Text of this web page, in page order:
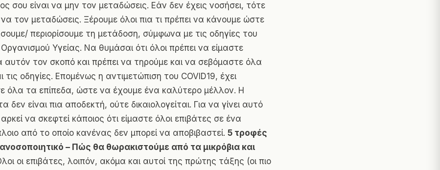
σου είναι να μην τον μεταδώσεις. Εάν δεν έχεις νοσήσει, τότε
να τον μεταδώσεις. Ξέρουμε όλοι πια τι πρέπει να κάνουμε ώστε
περιορίσουμε τη μετάδοση, σύμφωνα με τις οδηγίες του
Υγείας. Να θυμάσαι ότι όλοι πρέπει να είμαστε
αυτόν τον σκοπό και πρέπει να τηρούμε και να σεβόμαστε όλα
τις οδηγίες. Επομένως η αντιμετώπιση του COVID19, έχει
όλα τα επίπεδα, ώστε να έχουμε ένα καλύτερο μέλλον. Η
δεν είναι πια αποδεκτή, ούτε δικαιολογείται. Για να γίνει αυτό
να σκεφτεί κάποιος ότι είμαστε όλοι επιβάτες σε ένα
από το οποίο κανένας δεν μπορεί να αποβιβαστεί. 5 τροφές
– Πώς θα θωρακιστούμε από τα μικρόβια και
οι επιβάτες, λοιπόν, ακόμα και αυτοί της πρώτης τάξης (οι πιο